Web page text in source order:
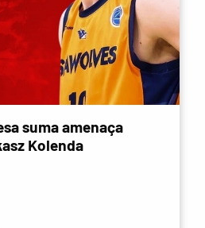
suma amenaça
Kolenda